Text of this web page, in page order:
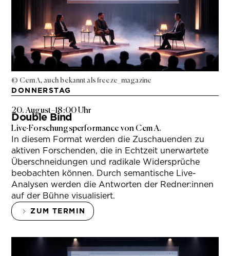
© Cem A, auch bekannt als freeze_magazine
DONNERSTAG
20. August–18:00 Uhr
Double Bind
Live-Forschungsperformance von Cem A.
In diesem Format werden die Zuschauenden zu
aktiven Forschenden, die in Echtzeit unerwartete
Überschneidungen und radikale Widersprüche
beobachten können. Durch semantische Live-
Analysen werden die Antworten der Redner:innen
auf der Bühne visualisiert.
ZUM TERMIN